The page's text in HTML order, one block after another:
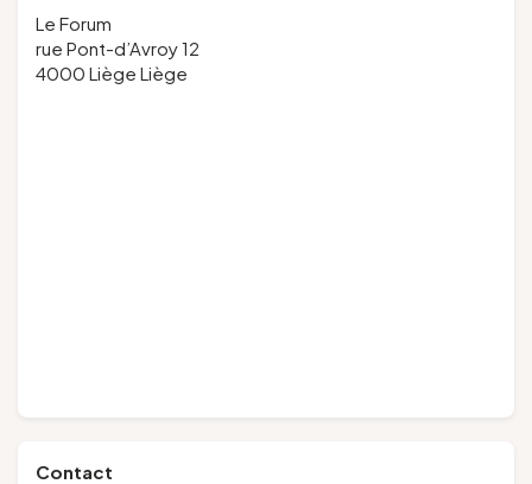
Le Forum
rue Pont-d’Avroy 12
4000 Liège Liège
Contact